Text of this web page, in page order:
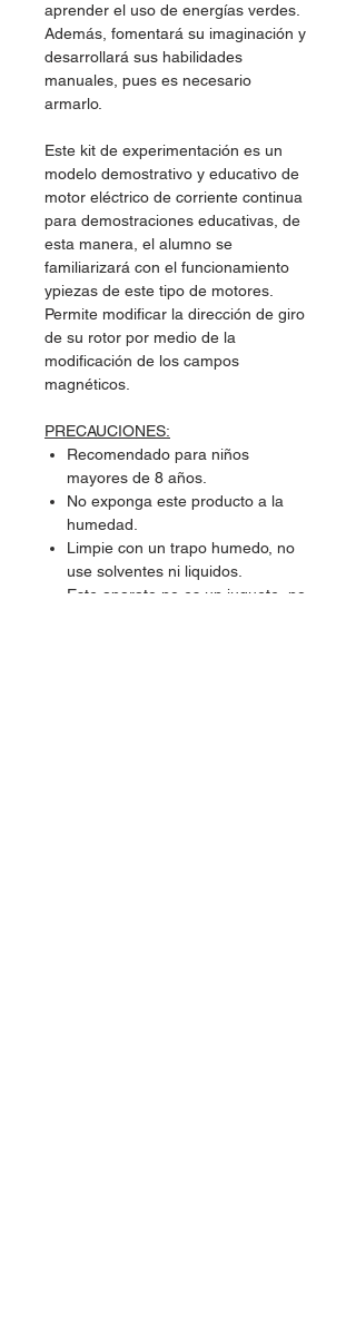
aprender el uso de energías verdes.
Además, fomentará su imaginación y
desarrollará sus habilidades
manuales, pues es necesario
armarlo.
Este kit de experimentación es un
modelo demostrativo y educativo de
motor eléctrico de corriente continua
para demostraciones educativas, de
esta manera, el alumno se
familiarizará con el funcionamiento
ypiezas de este tipo de motores.
Permite modificar la dirección de giro
de su rotor por medio de la
modificación de los campos
magnéticos.
PRECAUCIONES:
Recomendado para niños
mayores de 8 años.
No exponga este producto a la
humedad.
Limpie con un trapo humedo, no
use solventes ni liquidos.
Este aparato no es un juguete, no